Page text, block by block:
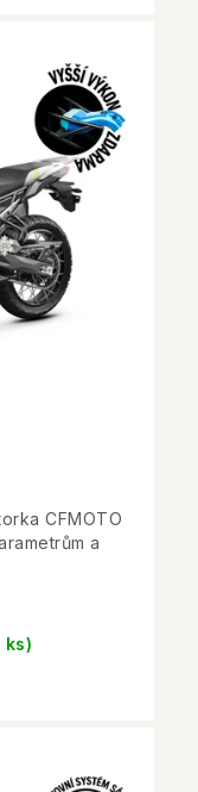
ks)
CFMOTO
a